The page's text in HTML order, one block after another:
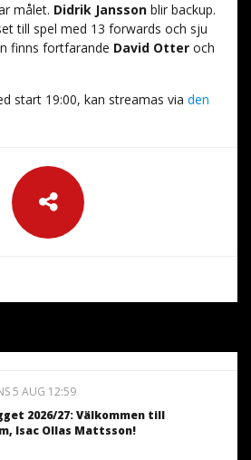
målet. Didrik Janssonblir backup.
till spel med 13 forwards och sju
finns fortfarande David Otteroch
start 19:00, kan streamas via den
5 AUG 12:59
2026/27: Välkommen till
Isac Ollas Mattsson!